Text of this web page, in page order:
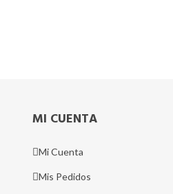
MI CUENTA
Mi Cuenta
Mis Pedidos